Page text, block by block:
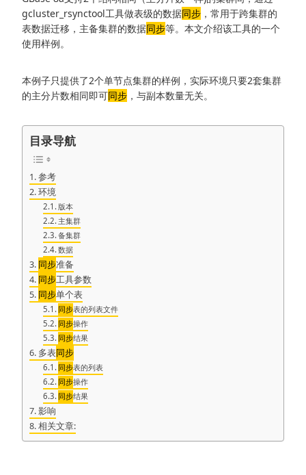
gcluster_rsynctool工具做表级的数据同步 ，常用于跨集群的
表数据迁移，主备集群的数据同步等。本文介绍该工具的一个
使用样例。
本例子只提供了2个单节点集群的样例，实际环境只要2套集群
的主分片数相同即可同步 ，与副本数量无关。
目录导航
参考
环境
版本
主集群
备集群
数据
同步准备
同步工具参数
同步单个表
同步表的列表文件
同步操作
同步结果
多表同步
同步表的列表
同步操作
同步结果
影响
相关文章: